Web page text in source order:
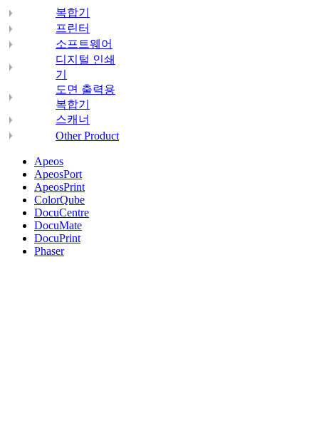
복합기
프린터
소프트웨어
디지털 인쇄
기
도면 출력용
복합기
스캐너
Other Product
Apeos
ApeosPort
ApeosPrint
ColorQube
DocuCentre
DocuMate
DocuPrint
Phaser